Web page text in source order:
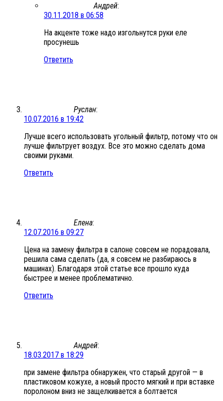
Андрей:
30.11.2018 в 06:58
На акценте тоже надо изгольнутся руки еле
просунешь
Ответить
Руслан:
10.07.2016 в 19:42
Лучше всего использовать угольный фильтр, потому что он
лучше фильтрует воздух. Все это можно сделать дома
своими руками.
Ответить
Елена:
12.07.2016 в 09:27
Цена на замену фильтра в салоне совсем не порадовала,
решила сама сделать (да, я совсем не разбираюсь в
машинах). Благодаря этой статье все прошло куда
быстрее и менее проблематично.
Ответить
Андрей:
18.03.2017 в 18:29
при замене фильтра обнаружен, что старый другой — в
пластиковом кожухе, а новый просто мягкий и при вставке
поролоном вниз не защелкивается а болтается